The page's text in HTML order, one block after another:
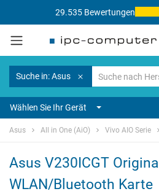
29.535 Bewertungen
Suche in: Asus
Wählen Sie Ihr Gerät
Asus All in One (AiO) Vivo AIO Serie
Asus V230ICGT Original
WLAN/Bluetooth Karte